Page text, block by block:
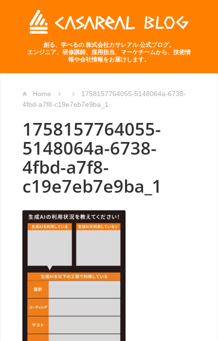
創る、学べるの 株式会社カサレアル 公式ブログ。
エンジニア、研修講師、採用担当、マーケチームから、技術情
報や会社情報をお届けします。
Home
1758157764055-5148064a-6738-
4fbd-a7f8-c19e7eb7e9ba_1
1758157764055-
5148064a-6738-
4fbd-a7f8-
c19e7eb7e9ba_1